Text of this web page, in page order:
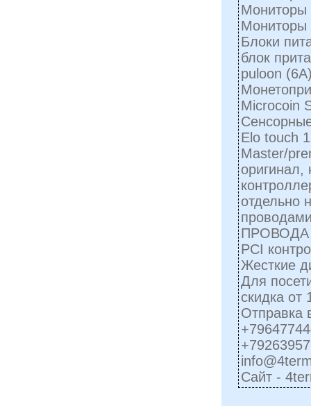
Мониторы
Мониторы
Блоки
блок
puloon
Microcoin
Elo touch
Master/
оригинал,
отдельно
ПРОВОДА
PCI
Жесткие
Для
скидка от
Отправка
Сайт -